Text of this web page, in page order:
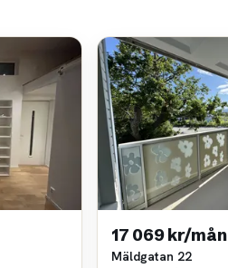
17 069 kr/mån
Mäldgatan 22